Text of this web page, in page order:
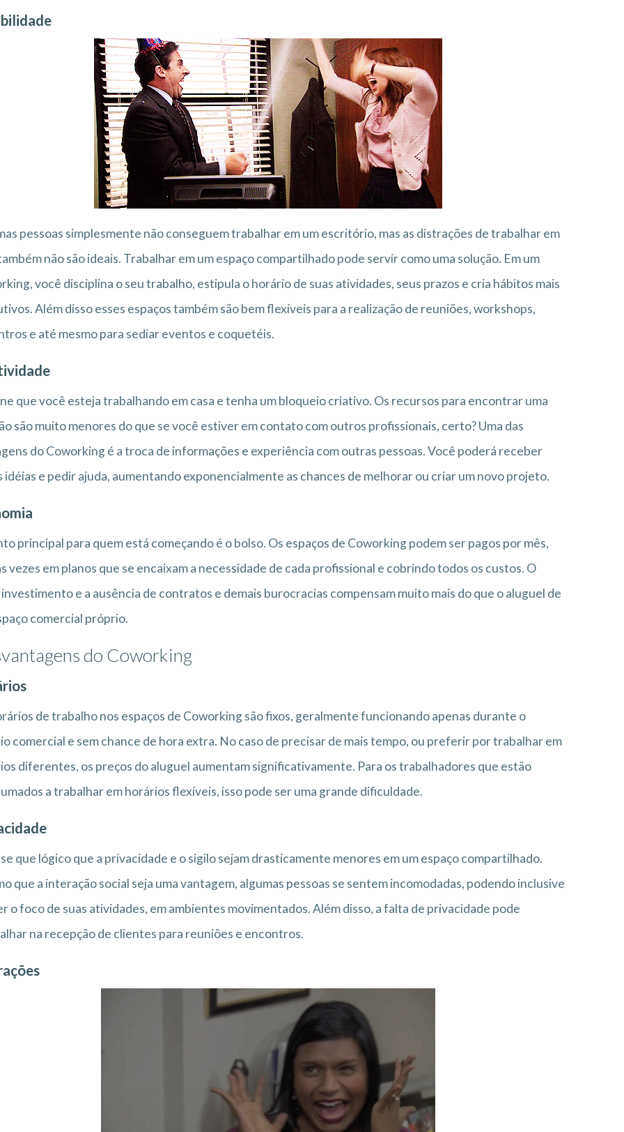
pessoas simplesmente não conseguem trabalhar em um escritório, mas as distrações de trabalhar em
não são ideais. Trabalhar em um espaço compartilhado pode servir como uma solução. Em um
você disciplina o seu trabalho, estipula o horário de suas atividades, seus prazos e cria hábitos mais
Além disso esses espaços também são bem flexíveis para a realização de reuniões, workshops,
e até mesmo para sediar eventos e coquetéis.
que você esteja trabalhando em casa e tenha um bloqueio criativo. Os recursos para encontrar uma
são muito menores do que se você estiver em contato com outros profissionais, certo? Uma das
do Coworking é a troca de informações e experiência com outras pessoas. Você poderá receber
idéias e pedir ajuda, aumentando exponencialmente as chances de melhorar ou criar um novo projeto.
principal para quem está começando é o bolso. Os espaços de Coworking podem ser pagos por mês,
vezes em planos que se encaixam a necessidade de cada profissional e cobrindo todos os custos. O
investimento e a ausência de contratos e demais burocracias compensam muito mais do que o aluguel de
comercial próprio.
do Coworking
de trabalho nos espaços de Coworking são fixos, geralmente funcionando apenas durante o
comercial e sem chance de hora extra. No caso de precisar de mais tempo, ou preferir por trabalhar em
diferentes, os preços do aluguel aumentam significativamente. Para os trabalhadores que estão
a trabalhar em horários flexíveis, isso pode ser uma grande dificuldade.
que lógico que a privacidade e o sigilo sejam drasticamente menores em um espaço compartilhado.
que a interação social seja uma vantagem, algumas pessoas se sentem incomodadas, podendo inclusive
o foco de suas atividades, em ambientes movimentados. Além disso, a falta de privacidade pode
na recepção de clientes para reuniões e encontros.